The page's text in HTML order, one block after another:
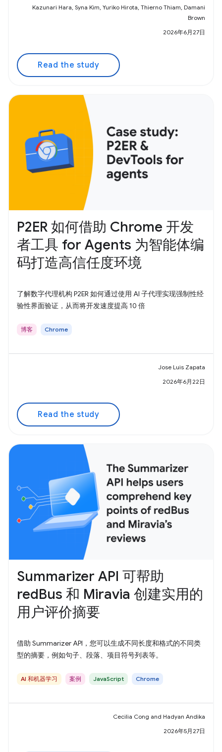
Kazunari Hara, Syna Kim, Yuriko Hirota, Thierno Thiam, Damani
Brown
2026年6月27日
Read the study
P2ER 如何借助 Chrome 开发
者工具 for Agents 为智能体编
码打造高信任度环境
了解数字代理机构 P2ER 如何通过使用 AI 子代理实现强制性经
验性界面验证，从而将开发速度提高 10 倍
博客 Chrome
Jose Luis Zapata
2026年6月22日
Read the study
Summarizer API 可帮助
redBus 和 Miravia 创建实用的
用户评价摘要
借助 Summarizer API，您可以生成不同长度和格式的不同类
型的摘要，例如句子、段落、项目符号列表等。
AI 和机器学习 案例 JavaScript Chrome
Cecilia Cong and Hadyan Andika
2026年5月27日